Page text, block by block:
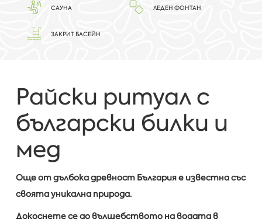
САУНА ЛЕДЕН ФОНТАН
ЗАКРИТ БАСЕЙН
Райски ритуал с
български билки и
мед
Още от дълбока древност България е известна със
своята уникална природа.
Докоснете се до вълшебството на водата в